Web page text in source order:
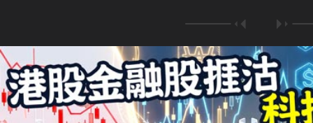
急挫、多次熔断，目前是否已